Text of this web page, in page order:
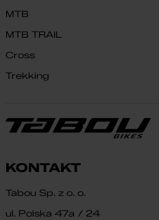
MTB
MTB TRAIL
Cross
Trekking
KONTAKT
Tabou Sp. z o. o.
ul. Polska 47a / 24